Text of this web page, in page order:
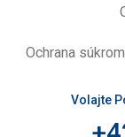
Ochrana
Volajte